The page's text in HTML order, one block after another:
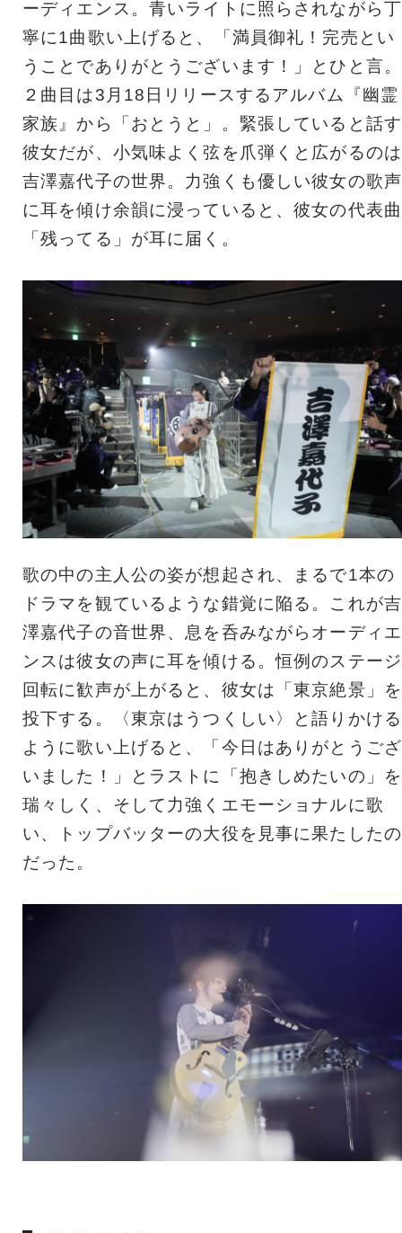
ーディエンス。青いライトに照らされながら丁
寧に1曲歌い上げると、「満員御礼！完売とい
うことでありがとうございます！」とひと言。
２曲目は3月18日リリースするアルバム『幽霊
家族』から「おとうと」。緊張していると話す
彼女だが、小気味よく弦を爪弾くと広がるのは
吉澤嘉代子の世界。力強くも優しい彼女の歌声
に耳を傾け余韻に浸っていると、彼女の代表曲
「残ってる」が耳に届く。
歌の中の主人公の姿が想起され、まるで1本の
ドラマを観ているような錯覚に陥る。これが吉
澤嘉代子の音世界、息を呑みながらオーディエ
ンスは彼女の声に耳を傾ける。恒例のステージ
回転に歓声が上がると、彼女は「東京絶景」を
投下する。〈東京はうつくしい〉と語りかける
ように歌い上げると、「今日はありがとうござ
いました！」とラストに「抱きしめたいの」を
瑞々しく、そして力強くエモーショナルに歌
い、トップバッターの大役を見事に果たしたの
だった。